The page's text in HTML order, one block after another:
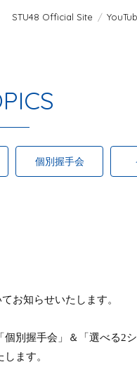
STU48 Official Site
個別握手会
お知らせいたします。
「個別握手会」＆「選べる2
します。